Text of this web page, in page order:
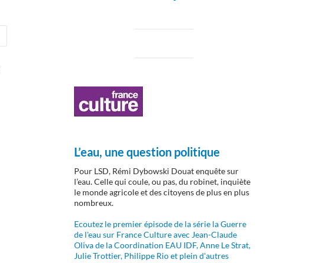
L’eau, une question politique
Pour LSD, Rémi Dybowski Douat enquête sur
l’eau. Celle qui coule, ou pas, du robinet, inquiète
le monde agricole et des citoyens de plus en plus
nombreux.
Ecoutez le premier épisode de la série la Guerre
de l'eau sur France Culture avec Jean-Claude
Oliva de la Coordination EAU IDF, Anne Le Strat,
Julie Trottier, Philippe Rio et plein d'autres